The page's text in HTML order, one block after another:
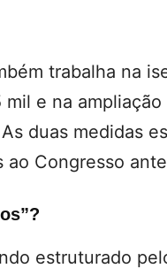
trabalha na
mil e na
duas medidas
Congresso
estruturado